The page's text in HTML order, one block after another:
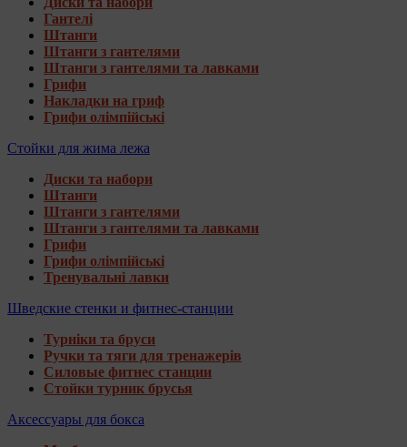
Гантелі
Штанги
Штанги з гантелями
Штанги з гантелями та лавками
Грифи
Накладки на гриф
Грифи олімпійські
Стойки для жима лежа
Диски та набори
Штанги
Штанги з гантелями
Штанги з гантелями та лавками
Грифи
Грифи олімпійські
Тренувальні лавки
Шведские стенки и фитнес-станции
Турніки та бруси
Ручки та тяги для тренажерів
Силовые фитнес станции
Стойки турник брусья
Аксессуары для бокса